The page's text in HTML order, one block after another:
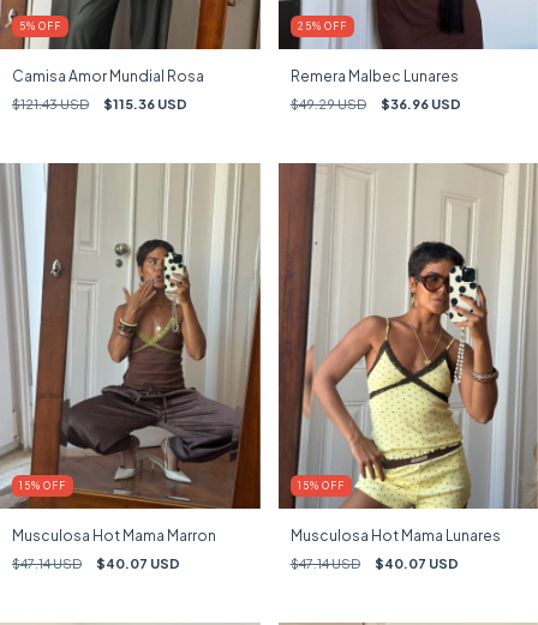
5% OFF
Camisa Amor Mundial Rosa
$121.43 USD $115.36 USD
25% OFF
Remera Malbec Lunares
$49.29 USD $36.96 USD
15% OFF
Musculosa Hot Mama Marron
$47.14 USD $40.07 USD
15% OFF
Musculosa Hot Mama Lunares
$47.14 USD $40.07 USD